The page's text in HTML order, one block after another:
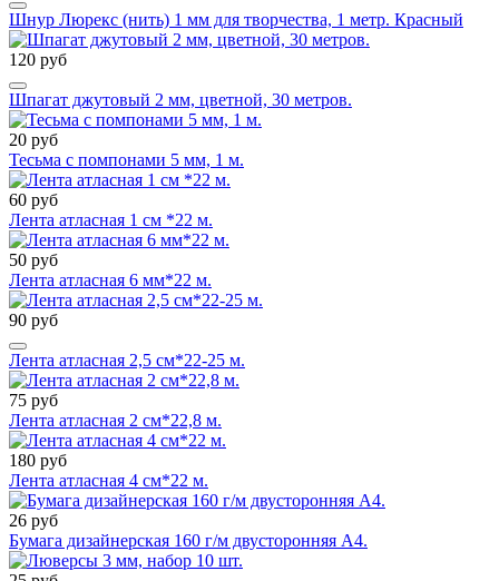
Шнур Люрекс (нить) 1 мм для творчества, 1 метр. Красный
120 руб
Шпагат джутовый 2 мм, цветной, 30 метров.
20 руб
Тесьма с помпонами 5 мм, 1 м.
60 руб
Лента атласная 1 см *22 м.
50 руб
Лента атласная 6 мм*22 м.
90 руб
Лента атласная 2,5 см*22-25 м.
75 руб
Лента атласная 2 см*22,8 м.
180 руб
Лента атласная 4 см*22 м.
26 руб
Бумага дизайнерская 160 г/м двусторонняя А4.